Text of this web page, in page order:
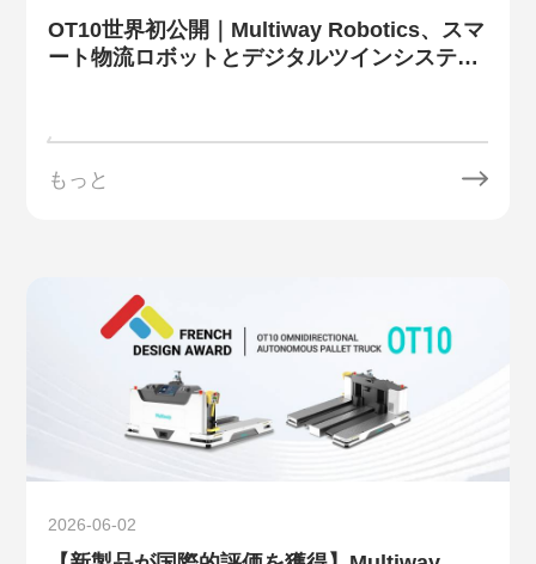
OT10世界初公開｜Multiway Robotics、スマ
ート物流ロボットとデジタルツインシステム
もっと
2026-06-02